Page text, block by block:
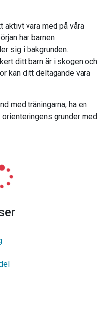
aktivt vara med på våra
har barnen
sig i bakgrunden.
ditt barn är i skogen och
kan ditt deltagande vara
med träningarna, ha en
orienteringens grunder med